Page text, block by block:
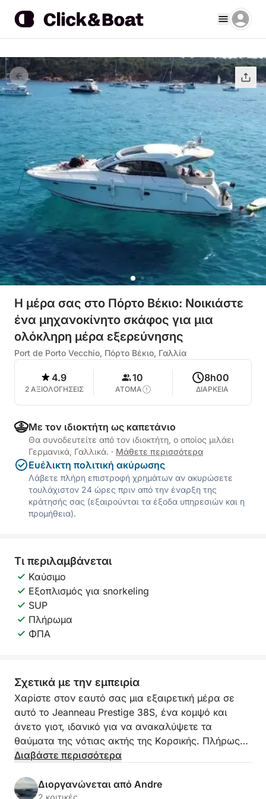
Η μέρα σας στο Πόρτο Βέκιο: Νοικιάστε
ένα μηχανοκίνητο σκάφος για μια
ολόκληρη μέρα εξερεύνησης
Port de Porto Vecchio, Πόρτο Βέκιο, Γαλλία
4.9
2 ΑΞΙΟΛΟΓΗΣΕΙΣ
10
ΑΤΟΜΑ
8h00
ΔΙΑΡΚΕΙΑ
Με τον ιδιοκτήτη ως καπετάνιο
Θα συνοδευτείτε από τον ιδιοκτήτη, ο οποίος μιλάει
Γερμανικά, Γαλλικά. · Μάθετε περισσότερα
Ευέλικτη πολιτική ακύρωσης
Λάβετε πλήρη επιστροφή χρημάτων αν ακυρώσετε
τουλάχιστον 24 ώρες πριν από την έναρξη της
κράτησής σας (εξαιρούνται τα έξοδα υπηρεσιών και η
προμήθεια).
Τι περιλαμβάνεται
Καύσιμο
Εξοπλισμός για snorkeling
SUP
Πλήρωμα
ΦΠΑ
Σχετικά με την εμπειρία
Χαρίστε στον εαυτό σας μια εξαιρετική μέρα σε
αυτό το Jeanneau Prestige 38S, ένα κομψό και
άνετο γιοτ, ιδανικό για να ανακαλύψετε τα
θαύματα της νότιας ακτής της Κορσικής. Πλήρως
εξοπλισμένο για την άνεσή σας, αυτό το σκάφος
συν-πλοήγησης που είναι ταυτόχρονα γαλήνια,
Διαβάστε περισσότερα
Διοργανώνεται από Andre
2 κριτικές